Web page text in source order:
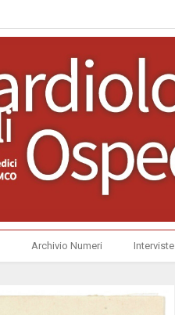
Archivio Numeri Interviste